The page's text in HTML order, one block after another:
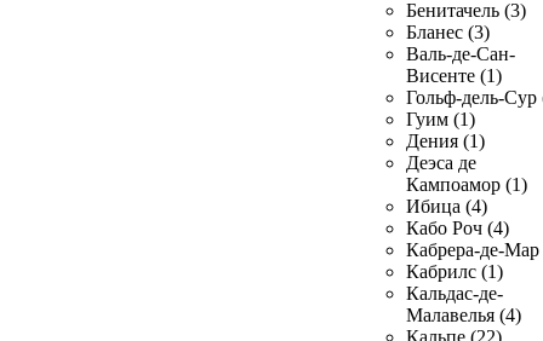
Бенитачель (3)
Бланес (3)
Валь-де-Сан-
Висенте (1)
Гольф-дель-Сур
Гуим (1)
Дения (1)
Деэса де
Кампоамор (1)
Ибица (4)
Кабо Роч (4)
Кабрера-де-Мар
Кабрилс (1)
Кальдас-де-
Малавелья (4)
Кальпе (22)